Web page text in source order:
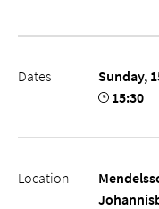
Dates
Sunday,
15:30
Location